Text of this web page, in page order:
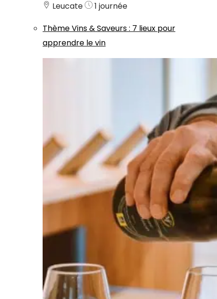
Leucate
1 journée
ThèmeVins & Saveurs: 7 lieux pour
apprendre le vin